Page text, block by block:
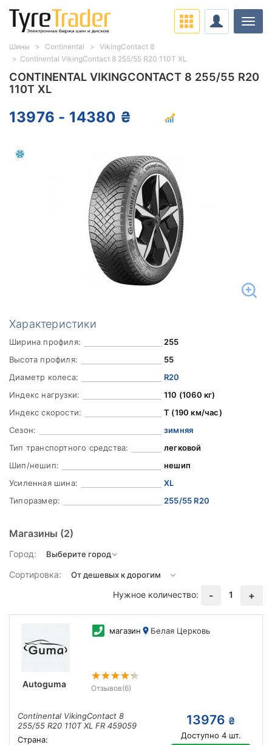
CONTINENTAL VIKINGCONTACT 8 255/55 R20
110T XL
13976 - 14380 ₴
Характеристики
Ширина профиля:
255
Высота профиля:
55
Диаметр колеса:
R20
Индекс нагрузки:
110 (1060 кг)
Индекс скорости:
T (190 км/час)
Сезон:
зимняя
Тип транспортного средства:
легковой
Шип/нешип:
нешип
Усиленная шина:
XL
Типоразмер:
255/55 R20
Магазины (2)
Город:
Сортировка:
Нужное количество:
- 1 +
Autoguma
магазин Белая Церковь
Отзывов(6)
Continental VikingContact 8
255/55 R20 110T XL FR 459059
Страна:
13976 ₴
Доступно 4шт.
Шины Continental
VikingContact 8
Continental VikingContact 8 255/55 R20 110T XL